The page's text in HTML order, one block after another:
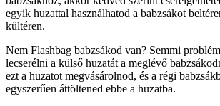
egyik huzattal használhatod a babzsákot
kültéren.
Nem Flashbag babzsákod van? Semmi
lecserélni a külső huzatát a meglévő
ezt a huzatot megvásárolnod, és a régi
egyszerűen áttöltened ebbe a huzatba.